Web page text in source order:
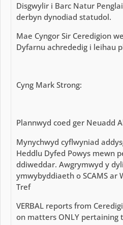
Disgwylir i Barc Natur
derbyn dynodiad statudol.
Mae Cyngor Sir Ceredigion
Dyfarnu achrededig i leihau
Cyng Mark Strong:
Plannwyd coed ger Neuadd
Mynychwyd cyflwyniad
Heddlu Dyfed Powys mewn
ddiweddar. Awgrymwyd y
ymwybyddiaeth o SCAMS ar
Tref
VERBAL reports from
on matters ONLY pertaining